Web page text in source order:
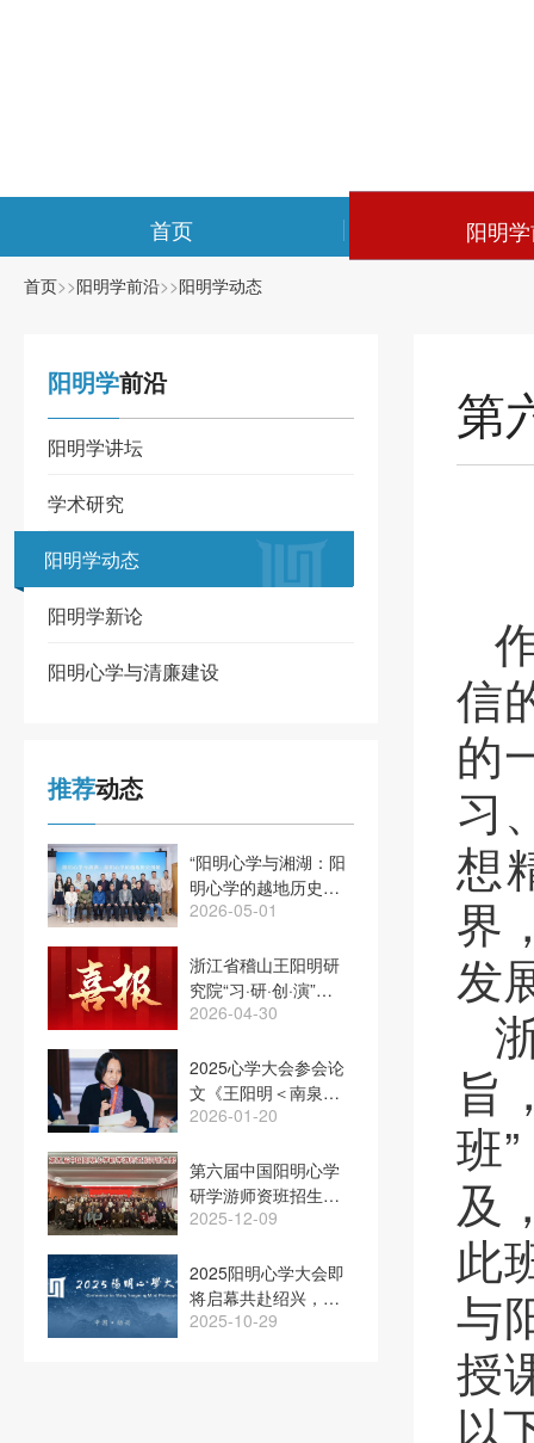
首页 阳明
首页>>阳明学前沿>>阳明学动态
阳明学前沿
阳明学动态
阳明学讲坛
学术研究
阳明学动态
阳明学新论
阳明心学与清廉建设
推荐动态
“阳明心学与湘湖：阳
明心学的越地历史图
景”学术研讨会在绍
2026-05-01
浙江省稽山王阳明研
究院“习·研·创·演”项
目入选2025年度浙江
案例
2026-04-30
2025心学大会参会论
文《王阳明＜南泉庵
漫书＞折叠的历史》
2026-01-20
第六届中国阳明心学
研学游师资班招生简
章
2025-12-09
2025阳明心学大会即
将启幕共赴绍兴，探
寻“心”的力量
2025-10-29
第
信
的
习
想
界
发
旨
班
及
此
与
授
以